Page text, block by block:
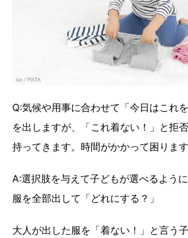
Q:気候や用事に合わせて「今日はこれ
を出しますが、「これ着ない！」と拒
持ってきます。時間がかかって困りま
A:選択肢を与えて子どもが選べるよう
服を全部出して「どれにする？」
大人が出した服を「着ない！」と言う